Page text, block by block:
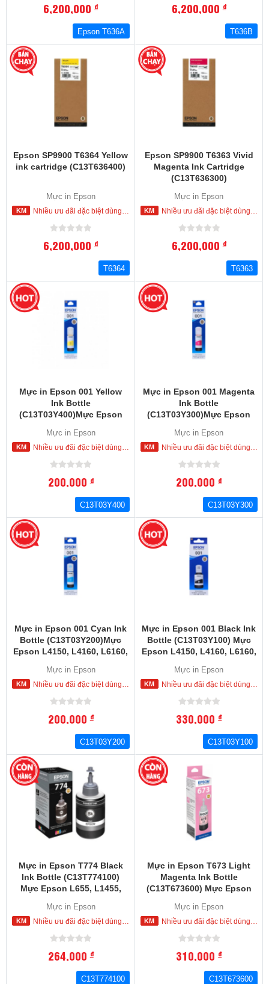
6,200,000đ
Epson T636A
6,200,000đ
T636B
Epson SP9900 T6364 Yellow
ink cartridge (C13T636400)
Mực in Epson
Nhiều ưu đãi đặc biệt dùng cho khách hàng đặt mua ngay trong hôm nay
6,200,000đ
T6364
Epson SP9900 T6363 Vivid
Magenta Ink Cartridge
(C13T636300)
Mực in Epson
Nhiều ưu đãi đặc biệt dùng cho khách hàng đặt mua ngay trong hôm nay
6,200,000đ
T6363
Mực in Epson 001 Yellow
Ink Bottle
(C13T03Y400)Mực Epson
và L6190
Mực in Epson
Nhiều ưu đãi đặc biệt dùng cho khách hàng đặt mua ngay trong hôm nay
200,000đ
C13T03Y400
Mực in Epson 001 Magenta
Ink Bottle
(C13T03Y300)Mực Epson
và L6190
Mực in Epson
Nhiều ưu đãi đặc biệt dùng cho khách hàng đặt mua ngay trong hôm nay
200,000đ
C13T03Y300
Mực in Epson 001 Cyan Ink
Bottle (C13T03Y200)Mực
Epson L4150, L4160, L6160,
Mực in Epson
Nhiều ưu đãi đặc biệt dùng cho khách hàng đặt mua ngay trong hôm nay
200,000đ
C13T03Y200
Mực in Epson 001 Black Ink
Bottle (C13T03Y100) Mực
Epson L4150, L4160, L6160,
Mực in Epson
Nhiều ưu đãi đặc biệt dùng cho khách hàng đặt mua ngay trong hôm nay
330,000đ
C13T03Y100
Mực in Epson T774 Black
Ink Bottle (C13T774100)
Mực Epson L655, L1455,
L605
Mực in Epson
Nhiều ưu đãi đặc biệt dùng cho khách hàng đặt mua ngay trong hôm nay
264,000đ
C13T774100
Mực in Epson T673 Light
Magenta Ink Bottle
(C13T673600) Mực Epson
L1800
Mực in Epson
Nhiều ưu đãi đặc biệt dùng cho khách hàng đặt mua ngay trong hôm nay
310,000đ
C13T673600